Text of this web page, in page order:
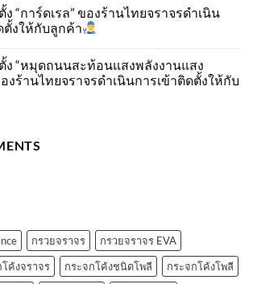
ง “การ์ดเรล” ของร้านไทยจราจรดำเนิน
ตั้ง​ให้กับลูกค้า
ง “หมุดถนนสะท้อนแสงพลังงานแสง
งร้านไทยจราจรดำเนินการเข้าติดตั้ง​ให้กับ
กรวยจราจร
กรวยจราจร EVA
ค้งจราจร กระจกโค้งชนิดโพลี
กระจกโค้งโพลี